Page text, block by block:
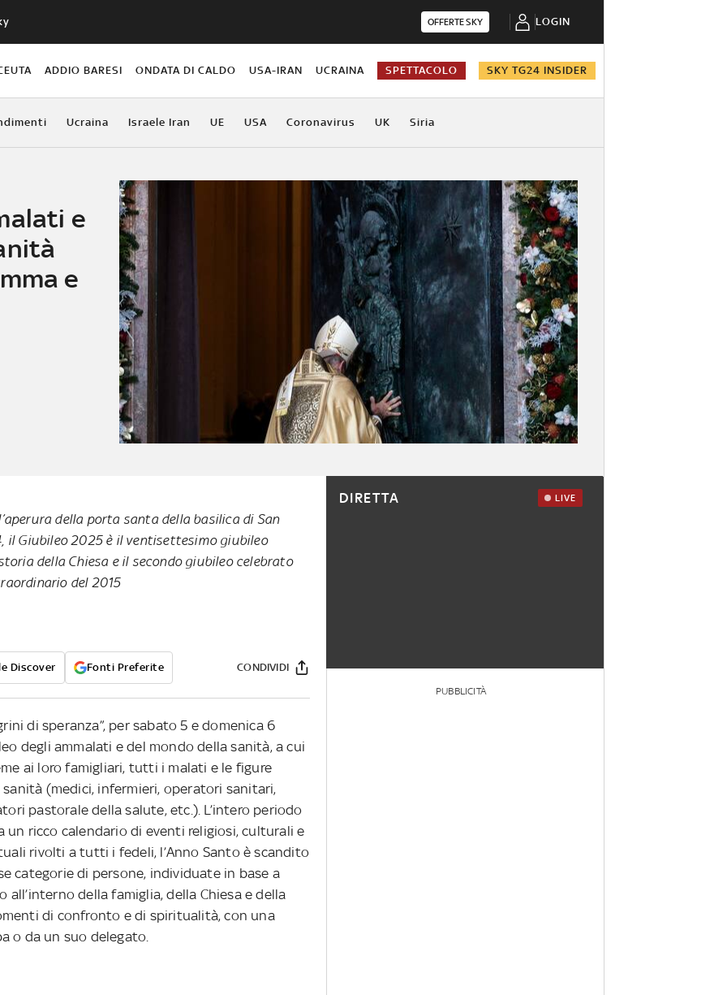
OFFERTE SKY LOGIN
ADDIO BARESI ONDATA DI CALDO USA-IRAN UCRAINA SPETTACOLO SKY TG24 INSIDER
Ucraina Israele Iran UE USA Coronavirus UK Siria
e
e
della porta santa della basilica di San
il Giubileo 2025 è il ventisettesimo giubileo
della Chiesa e il secondo giubileo celebrato
del 2015
Discover Fonti Preferite CONDIVIDI
di speranza”, per sabato 5 e domenica 6
degli ammalati e del mondo della sanità, a cui
ai loro famigliari, tutti i malati e le figure
(medici, infermieri, operatori sanitari,
pastorale della salute, etc.). L’intero periodo
ricco calendario di eventi religiosi, culturali e
rivolti a tutti i fedeli, l’Anno Santo è scandito
categorie di persone, individuate in base a
della famiglia, della Chiesa e della
di confronto e di spiritualità, con una
o da un suo delegato.
DIRETTA LIVE
PUBBLICITÀ